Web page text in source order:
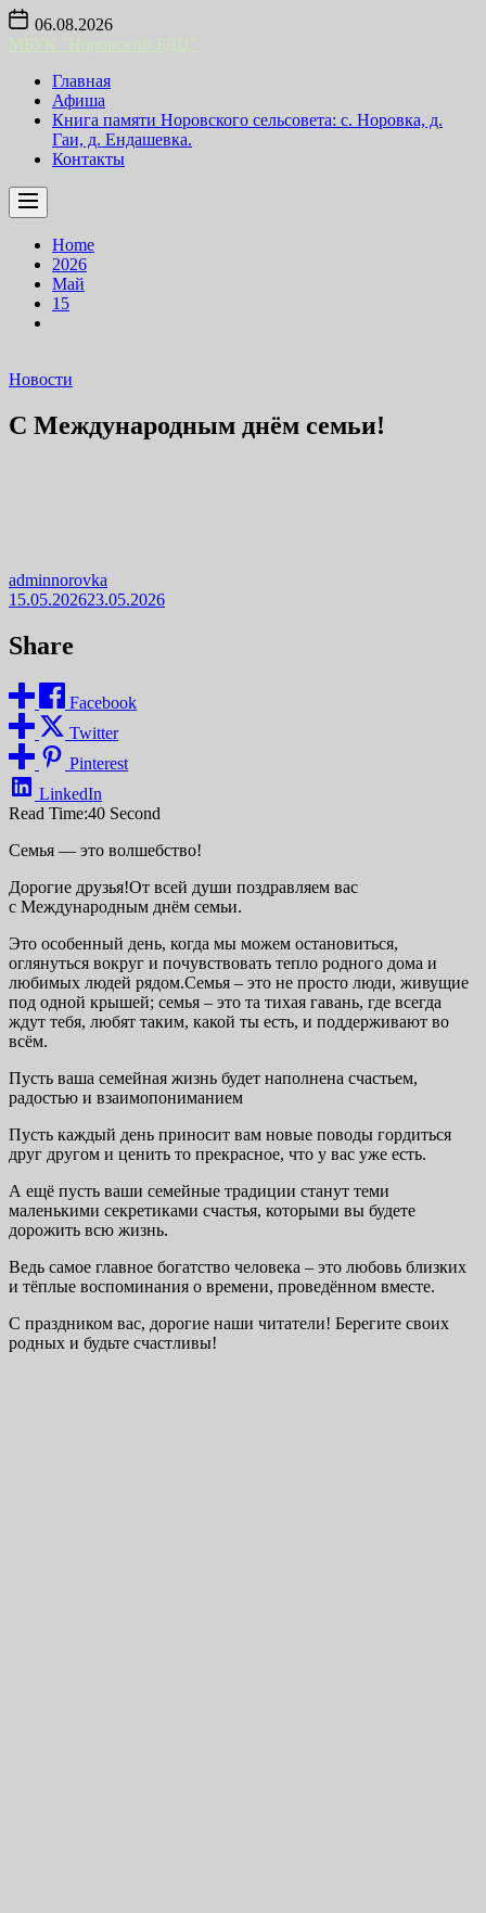
Skip
content
06.08.2026
Главная
Афиша
Книга памяти Норовского сельсовета: с. Норовка, д.
Гаи, д. Ендашевка.
Контакты
Home
2026
Май
15
Новости
С Международным днём семьи!
adminnorovka
15.05.202623.05.2026
Share
Facebook
Twitter
Pinterest
LinkedIn
Read Time:40 Second
Семья — это волшебство!
Дорогие друзья!От всей души поздравляем вас
с Международным днём семьи.
Это особенный день, когда мы можем остановиться,
оглянуться вокруг и почувствовать тепло родного дома и
любимых людей рядом.Семья – это не просто люди, живущие
под одной крышей; семья – это та тихая гавань, где всегда
ждут тебя, любят таким, какой ты есть, и поддерживают во
всём.
Пусть ваша семейная жизнь будет наполнена счастьем,
радостью и взаимопониманием
Пусть каждый день приносит вам новые поводы гордиться
друг другом и ценить то прекрасное, что у вас уже есть.
А ещё пусть ваши семейные традиции станут теми
маленькими секретиками счастья, которыми вы будете
дорожить всю жизнь.
Ведь самое главное богатство человека – это любовь близких
и тёплые воспоминания о времени, проведённом вместе.
С праздником вас, дорогие наши читатели! Берегите своих
родных и будьте счастливы!